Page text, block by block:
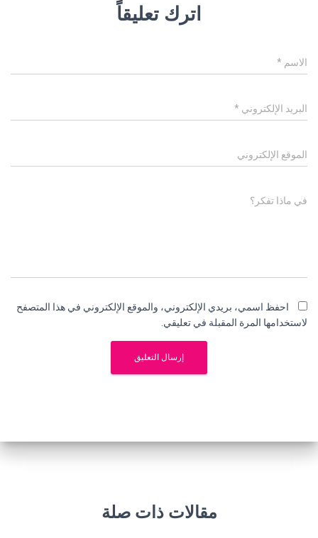
اترك تعليقاً
الاسم *
البريد الإلكتروني *
الموقع الإلكتروني
في ماذا تفكر؟
احفظ اسمي، بريدي الإلكتروني، والموقع الإلكتروني في هذا المتصفح
لاستخدامها المرة المقبلة في تعليقي.
مقالات ذات صلة